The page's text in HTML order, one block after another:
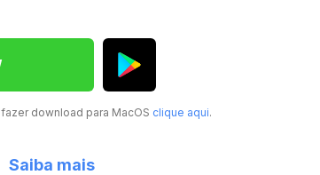
fazer download para MacOS clique aqui.
Saiba mais